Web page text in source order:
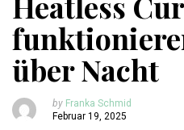
über Nacht
by Franka Schmid
Februar 19, 2025